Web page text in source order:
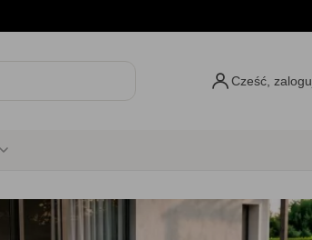
Cześć,